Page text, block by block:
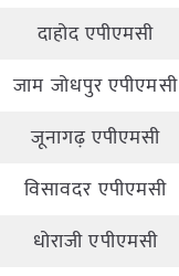
दाहोद एपीएमसी
जाम जोधपुर एपीएमसी
जूनागढ़ एपीएमसी
विसावदर एपीएमसी
धोराजी एपीएमसी